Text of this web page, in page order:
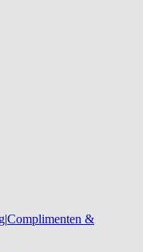
|Complimenten &